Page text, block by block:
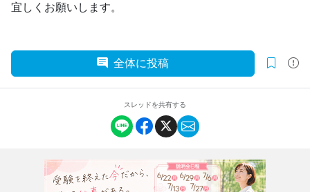
宜しくお願いします。
全体に投稿
スレッドを共有する